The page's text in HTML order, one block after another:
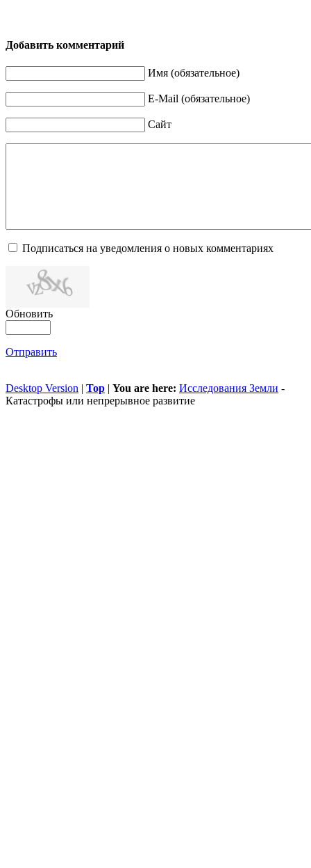
Добавить комментарий
Имя (обязательное)
E-Mail (обязательное)
Сайт
Подписаться на уведомления о новых комментариях
Обновить
Отправить
Desktop Version | Top | You are here: Исследования Земли -
Катастрофы или непрерывное развитие